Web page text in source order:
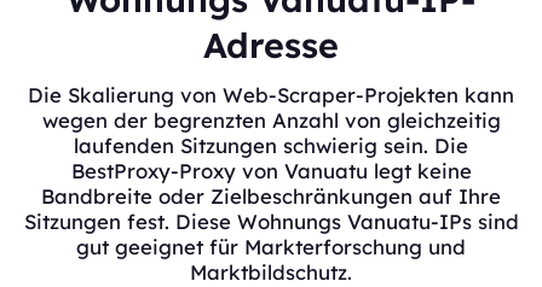
Adresse
Die Skalierung von Web-Scraper-Projekten kann
wegen der begrenzten Anzahl von gleichzeitig
laufenden Sitzungen schwierig sein. Die
BestProxy-Proxy von Vanuatu legt keine
Bandbreite oder Zielbeschränkungen auf Ihre
Sitzungen fest. Diese Wohnungs Vanuatu-IPs sind
gut geeignet für Markterforschung und
Marktbildschutz.